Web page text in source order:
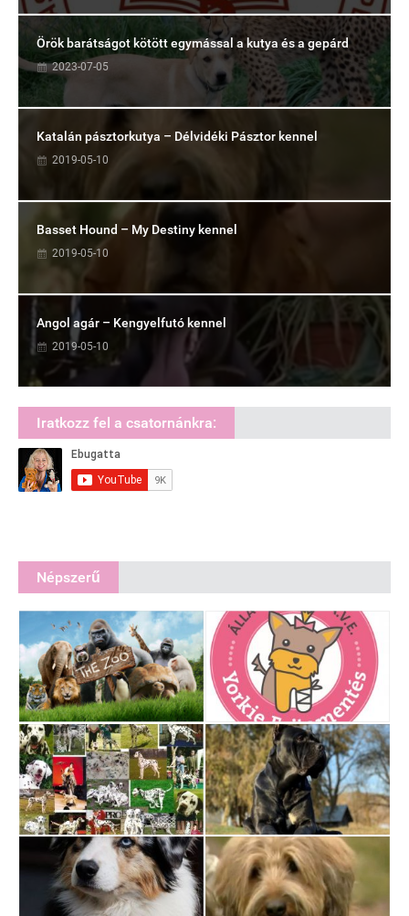
Örök barátságot kötött egymással a kutya és a gepárd
2023-07-05
Katalán pásztorkutya – Délvidéki Pásztor kennel
2019-05-10
Basset Hound – My Destiny kennel
2019-05-10
Angol agár – Kengyelfutó kennel
2019-05-10
Iratkozz fel a csatornánkra:
Népszerű